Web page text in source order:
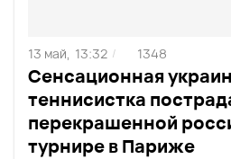
Сенсационная
теннисистка
перекрашенной
турнире в Париже
13 май, 13:32 / 1348